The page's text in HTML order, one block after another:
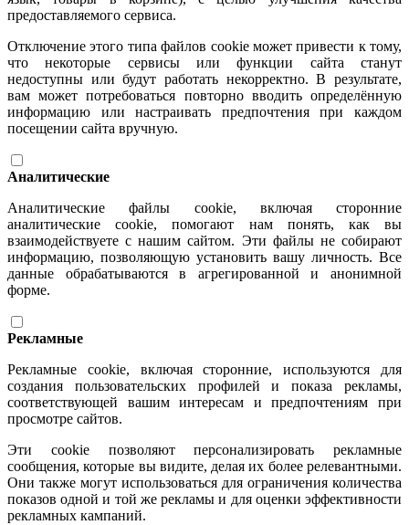
предоставляемого сервиса.
Отключение этого типа файлов cookie может привести к тому,
что некоторые сервисы или функции сайта станут
недоступны или будут работать некорректно. В результате,
вам может потребоваться повторно вводить определённую
информацию или настраивать предпочтения при каждом
посещении сайта вручную.
Аналитические
Аналитические файлы cookie, включая сторонние
аналитические cookie, помогают нам понять, как вы
взаимодействуете с нашим сайтом. Эти файлы не собирают
информацию, позволяющую установить вашу личность. Все
данные обрабатываются в агрегированной и анонимной
форме.
Рекламные
Рекламные cookie, включая сторонние, используются для
создания пользовательских профилей и показа рекламы,
соответствующей вашим интересам и предпочтениям при
просмотре сайтов.
Эти cookie позволяют персонализировать рекламные
сообщения, которые вы видите, делая их более релевантными.
Они также могут использоваться для ограничения количества
показов одной и той же рекламы и для оценки эффективности
рекламных кампаний.